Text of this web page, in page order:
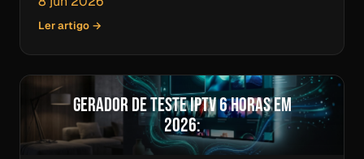
Ler artigo →
Gerador de Teste IPTV 6 Horas em
2026: